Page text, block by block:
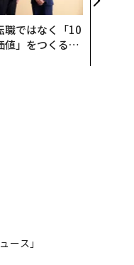
職ではなく「10
値」をつくる─
×PwC】
ス」